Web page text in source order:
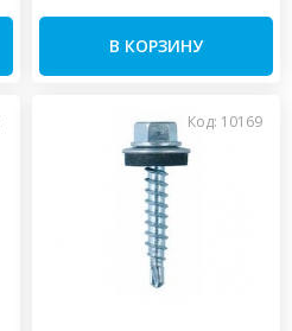
В КОРЗИНУ
Код: 10169